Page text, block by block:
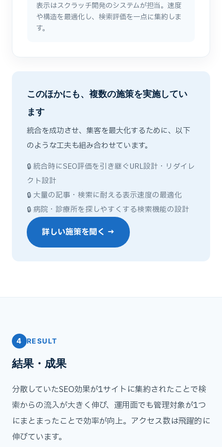
表示はスクラッチ開発のシステムが担当。速度
や構造を最適化し、検索評価を一点に集約しま
す。
このほかにも、複数の施策を実施してい
ます
統合を成功させ、集客を最大化するために、以下
のような工夫も組み合わせています。
🔒 統合時にSEO評価を引き継ぐURL設計・リダイレ
クト設計
🔒 大量の記事・検索に耐える表示速度の最適化
🔒 病院・診療所を探しやすくする検索機能の設計
詳しい施策を聞く →
4 RESULT
結果・成果
分散していたSEO効果が1サイトに集約されたことで検
索からの流入が大きく伸び、運用面でも管理対象が1つ
にまとまったことで効率が向上。アクセス数は飛躍的に
伸びています。